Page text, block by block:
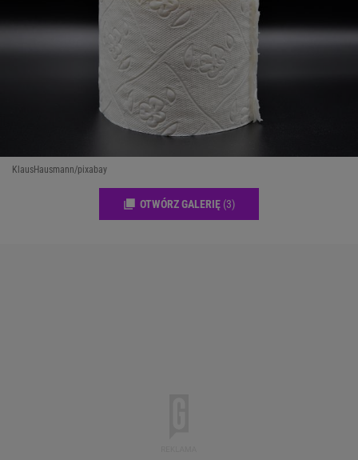
KlausHausmann/pixabay
OTWÓRZ GALERIĘ (3)